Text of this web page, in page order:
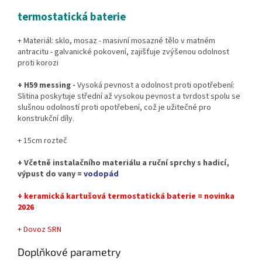
termostatická baterie
+ Materiál: sklo, mosaz - masivní mosazné tělo v matném
antracitu - galvanické pokovení, zajišťuje zvýšenou odolnost
proti korozi
+ H59 messing - Vysoká pevnost a odolnost proti opotřebení:
Slitina poskytuje střední až vysokou pevnost a tvrdost spolu se
slušnou odolností proti opotřebení, což je užitečné pro
konstrukční díly.
+ 15cm rozteč
+ Včetně instalačního materiálu a ruční sprchy s hadicí,
výpust do vany = vodopád
+ keramická kartušová termostatická baterie = novinka
2026
+ Dovoz SRN
Doplňkové parametry